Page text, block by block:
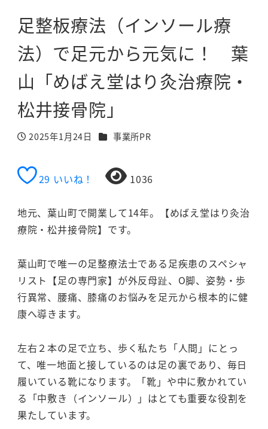
足整板療法（インソール療
法）で足元から元気に！ 葉
山「めばえ堂はり灸治療院・
松井接骨院」
投稿日
2025年1月24日 カテゴリー
事業所PR
29 いいね！ 1036
地元、葉山町で開業して14年。【めばえ堂はり灸治
療院・松井接骨院】です。
葉山町で唯一の足整療法士である足疾患のスペシャ
リスト【足の専門家】が外反母趾、O脚、姿勢・歩
行異常、腰痛、膝痛のお悩みを足元から根本的に健
康へ導きます。
左右２本の足で立ち、歩く私たち「人間」にとっ
て、唯一地面と接しているのは足の裏であり、毎日
履いている靴になります。「靴」や中に敷かれてい
る「中敷き（インソール）」はとても重要な役割を
果たしています。